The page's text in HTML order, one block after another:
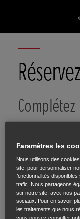
dessous.
Roadster
Paramètres les
Nous utilisons des
site, pour personnaliser
fonctionnalités
trafic. Nous partageons
sur notre site, avec nos
sociaux. Pour en savoir
les traitements que nous
vous pouvez consulter